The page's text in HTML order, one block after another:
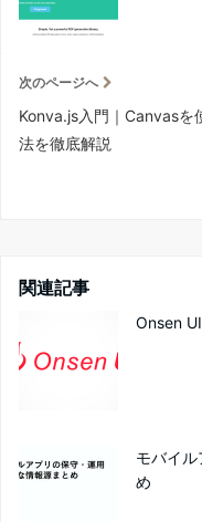
次のページへ
Konva.js入門｜Canvasを
法を徹底解説
関連記事
Onsen
モバイ
め